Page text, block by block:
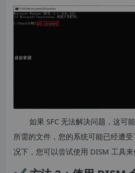
如果 SFC 无法解决问题，这可
所需的文件，您的系统可能已经遭
况下，您可以尝试使用 DISM 工具来